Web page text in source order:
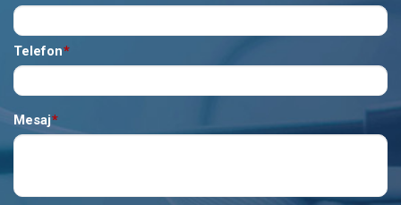
*
Telefon
*
Mesaj